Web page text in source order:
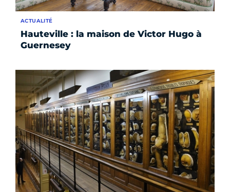
Hauteville : la maison de Victor Hugo à
Guernesey
ACTUALITÉ